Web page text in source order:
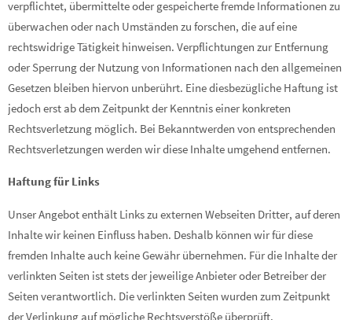
verpflichtet, übermittelte oder gespeicherte fremde Informationen zu
überwachen oder nach Umständen zu forschen, die auf eine
rechtswidrige Tätigkeit hinweisen. Verpflichtungen zur Entfernung
oder Sperrung der Nutzung von Informationen nach den allgemeinen
Gesetzen bleiben hiervon unberührt. Eine diesbezügliche Haftung ist
jedoch erst ab dem Zeitpunkt der Kenntnis einer konkreten
Rechtsverletzung möglich. Bei Bekanntwerden von entsprechenden
Rechtsverletzungen werden wir diese Inhalte umgehend entfernen.
Haftung für Links
Unser Angebot enthält Links zu externen Webseiten Dritter, auf deren
Inhalte wir keinen Einfluss haben. Deshalb können wir für diese
fremden Inhalte auch keine Gewähr übernehmen. Für die Inhalte der
verlinkten Seiten ist stets der jeweilige Anbieter oder Betreiber der
Seiten verantwortlich. Die verlinkten Seiten wurden zum Zeitpunkt
der Verlinkung auf mögliche Rechtsverstöße überprüft.